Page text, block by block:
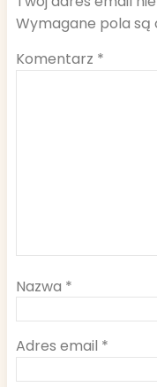
Wymagane pola są
Komentarz *
Nazwa *
Adres email *